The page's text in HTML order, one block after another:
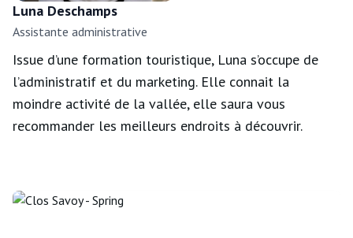
Luna Deschamps
Assistante administrative
Issue d’une formation touristique, Luna s’occupe de
l’administratif et du marketing. Elle connait la
moindre activité de la vallée, elle saura vous
recommander les meilleurs endroits à découvrir.